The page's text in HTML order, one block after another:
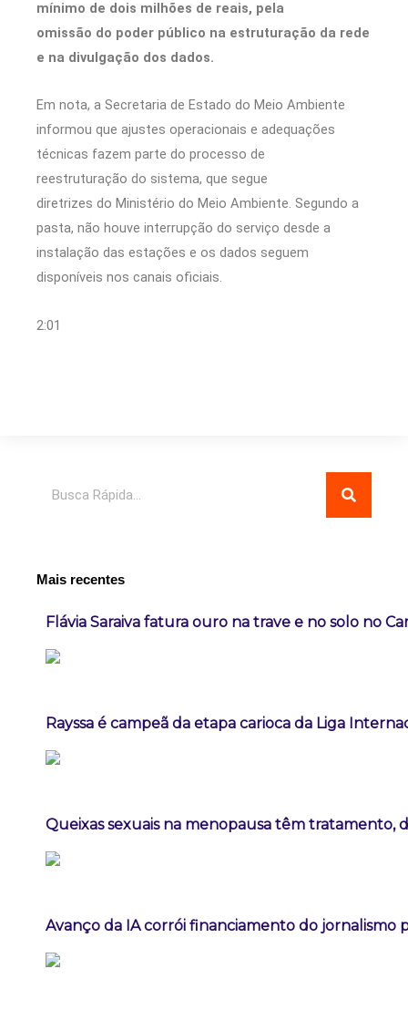
mínimo de dois milhões de reais, pela
omissão do poder público na estruturação da rede
e na divulgação dos dados.
Em nota, a Secretaria de Estado do Meio Ambiente
informou que ajustes operacionais e adequações
técnicas fazem parte do processo de
reestruturação do sistema, que segue
diretrizes do Ministério do Meio Ambiente. Segundo a
pasta, não houve interrupção do serviço desde a
instalação das estações e os dados seguem
disponíveis nos canais oficiais.
2:01
Mais recentes
Flávia Saraiva fatura ouro na trave e no solo no
Rayssa é campeã da etapa carioca da Liga
Queixas sexuais na menopausa têm tratamento,
Avanço da IA corrói financiamento do jornalismo